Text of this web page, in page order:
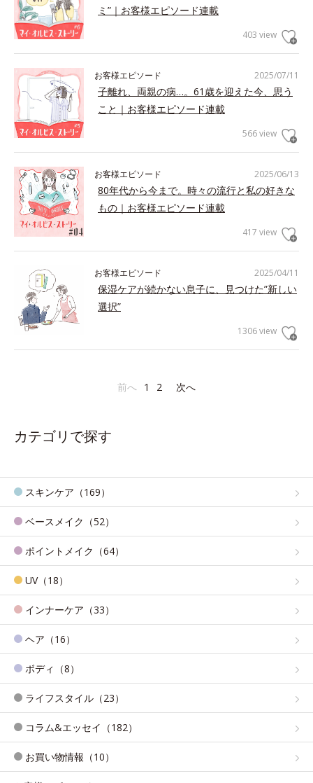
ミ”｜お客様エピソード連載
403 view
2025/07/11
お客様エピソード
子離れ、両親の病…。61歳を迎えた今、思う
こと｜お客様エピソード連載
566 view
2025/06/13
お客様エピソード
80年代から今まで。時々の流行と私の好きな
もの｜お客様エピソード連載
417 view
2025/04/11
お客様エピソード
保湿ケアが続かない息子に、見つけた”新しい
選択”
1306 view
前へ 1 2 次へ
カテゴリで探す
スキンケア（169）
ベースメイク（52）
ポイントメイク（64）
UV（18）
インナーケア（33）
ヘア（16）
ボディ（8）
ライフスタイル（23）
コラム&エッセイ（182）
お買い物情報（10）